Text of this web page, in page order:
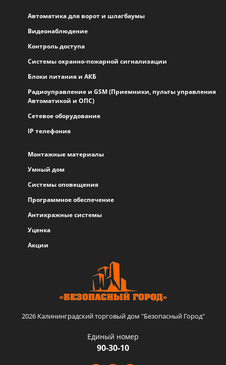
Автоматика для ворот и шлагбаумы
Видеонаблюдение
Контроль доступа
Системы охранно-пожарной сигнализации
Блоки питания и АКБ
Радиоуправление и GSM (Приемники, пульты управления
Автоматикой и ОПС)
Сетевое оборудование
IP телефония
Монтажные материалы
Умный дом
Системы оповещения
Программное обеспечение
Антикражные системы
Уценка
Акции
2026 Калининградский торговый дом "Безопасный Город"
Единый номер
90-30-10